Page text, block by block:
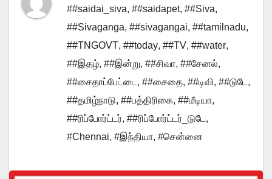
##saidai_siva, ##saidapet, ##Siva,
##Sivaganga, ##sivagangai, ##tamilnadu,
##TNGOVT, ##today, ##TV, ##water,
##இதழ், ##இன்று, ##சிவா, ##சேனல்,
##சைதாப்பேட்டை , ##சைதை, ##டிவி, ##டுடே ,
##தமிழ்நாடு, ##பத்திரிகை, ##மீடியா,
##ரிப்போர்ட்டர், ##ரிப்போர்ட்டர்_டுடே ,
#Chennai, #இந்தியா, #சென்னை